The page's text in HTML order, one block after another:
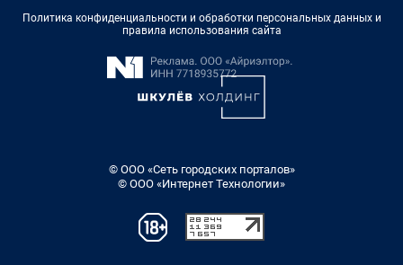
Политика конфиденциальности и обработки персональных данных и
правила использования сайта
© ООО «Сеть городских порталов»
© ООО «Интернет Технологии»